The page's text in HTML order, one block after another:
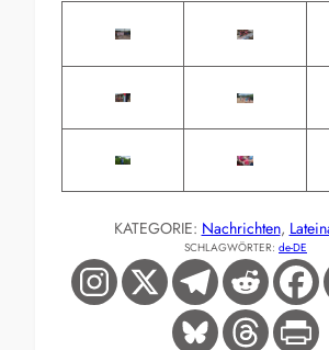
KATEGORIE: Nachrichten,
SCHLAGWÖRTER: de-DE